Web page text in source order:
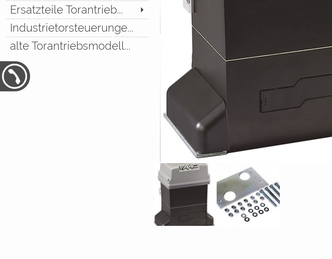
Ersatzteile Torantrieb...
Industrietorsteuerunge...
alte Torantriebsmodell...